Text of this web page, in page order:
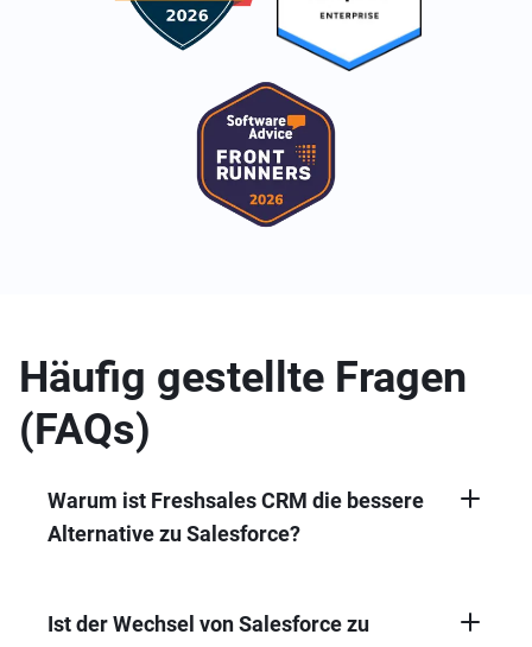
Häufig gestellte Fragen
(FAQs)
Warum ist Freshsales CRM die bessere
Alternative zu Salesforce?
Alternative, um Ihre Konversionsrate zu
Ist der Wechsel von Salesforce zu